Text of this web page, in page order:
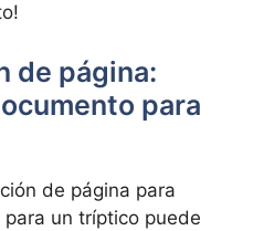
de página:
para
de página para
un tríptico puede